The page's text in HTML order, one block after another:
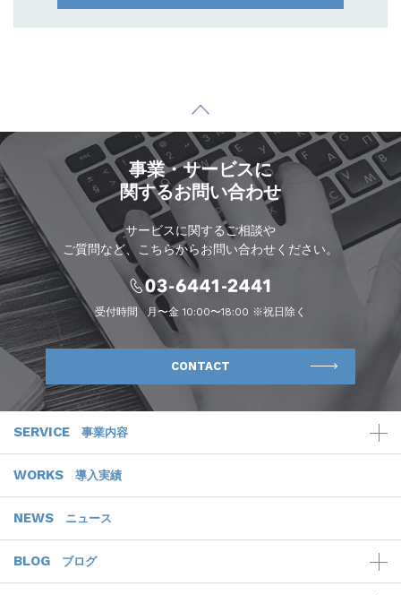
事業・サービスに
関するお問い合わせ
サービスに関するご相談や
ご質問など、こちらからお問い合わせください。
受付時間 月〜金 10:00〜18:00 ※祝日除く
CONTACT
SERVICE 事業内容
WORKS 導入実績
NEWS ニュース
BLOG ブログ